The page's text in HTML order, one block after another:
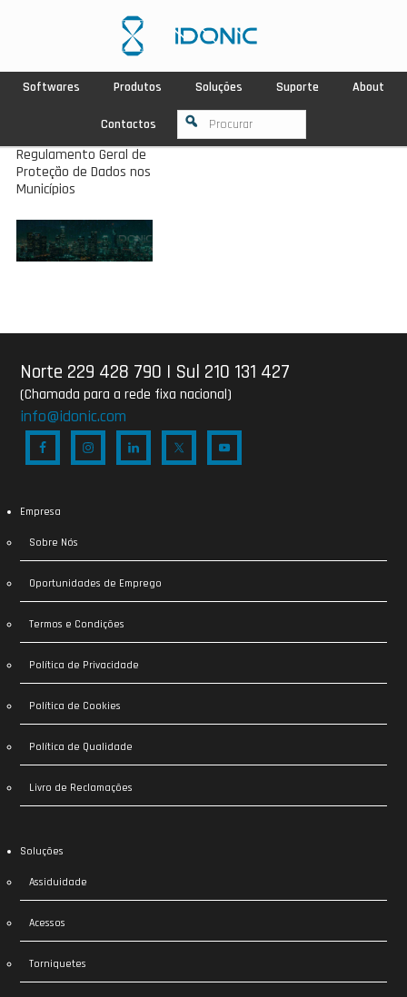
Softwares Produtos Soluções Suporte About
Contactos
Regulamento Geral de
Proteção de Dados nos
Municípios
Norte 229 428 790 | Sul 210 131 427
(Chamada para a rede fixa nacional)
info@idonic.com
Empresa
Sobre Nós
Oportunidades de Emprego
Termos e Condições
Política de Privacidade
Política de Cookies
Política de Qualidade
Livro de Reclamações
Soluções
Assiduidade
Acessos
Torniquetes